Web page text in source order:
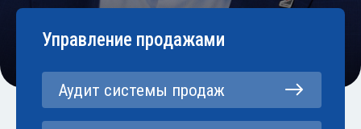
Управление продажами
Аудит системы продаж